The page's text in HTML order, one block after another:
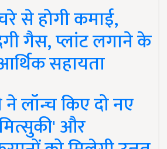
से होगी कमाई,
गैस, प्लांट लगाने के
सहायता
लॉन्च किए दो नए
और